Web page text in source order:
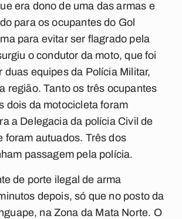
era dono de uma das armas e
para os ocupantes do Gol
para evitar ser flagrado pela
o condutor da moto, que foi
duas equipes da Polícia Militar,
região. Tanto os três ocupantes
dois da motocicleta foram
a Delegacia da polícia Civil de
foram autuados. Três dos
passagem pela polícia.
de porte ilegal de arma
depois, só que no posto da
na Zona da Mata Norte. O